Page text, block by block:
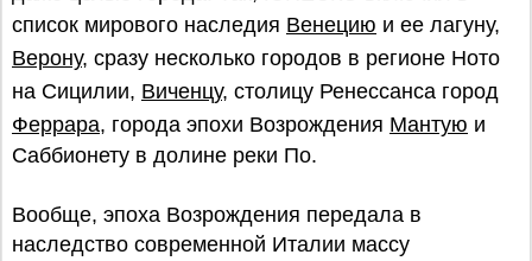
список мирового наследия Венецию и ее лагуну,
Верону, сразу несколько городов в регионе Ното
на Сицилии, Виченцу, столицу Ренессанса город
Феррара, города эпохи Возрождения Мантую и
Саббионету в долине реки По.
Вообще, эпоха Возрождения передала в
наследство современной Италии массу